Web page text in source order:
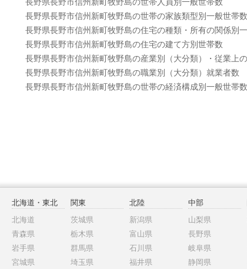
長野県長野市信州新町牧野島の世帯の家族類型別一般世帯数
長野県長野市信州新町牧野島の住宅の種類・所有の関係別
長野県長野市信州新町牧野島の住宅の建て方別世帯数
長野県長野市信州新町牧野島の産業別（大分類）・従業上
長野県長野市信州新町牧野島の職業別（大分類）就業者数
長野県長野市信州新町牧野島の世帯の経済構成別一般世帯数
北海道・東北
北海道
青森県
岩手県
宮城県
関東
茨城県
栃木県
群馬県
埼玉県
北陸
新潟県
富山県
石川県
福井県
中部
山梨県
長野県
岐阜県
静岡県